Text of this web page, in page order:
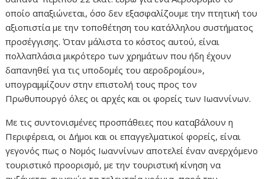
οποίο απαξιώνεται, όσο δεν εξασφαλίζουμε την πτητική του
αξιοπιστία με την τοποθέτηση του κατάλληλου συστήματος
προσέγγισης. Όταν μάλιστα το κόστος αυτού, είναι
πολλαπλάσια μικρότερο των χρημάτων που ήδη έχουν
δαπανηθεί για τις υποδομές του αεροδρομίου»,
υπογραμμίζουν στην επιστολή τους προς τον
Πρωθυπουργό όλες οι αρχές και οι φορείς των Ιωαννίνων.
Με τις συντονισμένες προσπάθειες που καταβάλουν η
Περιφέρεια, οι Δήμοι και οι επαγγελματικοί φορείς, είναι
γεγονός πως ο Νομός Ιωαννίνων αποτελεί έναν ανερχόμενο
τουριστικό προορισμό, με την τουριστική κίνηση να